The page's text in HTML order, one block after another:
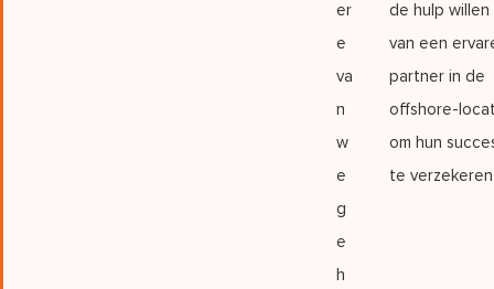
er
e
va
n
w
e
g
e
h
de hulp willen
van een
partner in de
offshore-
om hun
te verzekeren